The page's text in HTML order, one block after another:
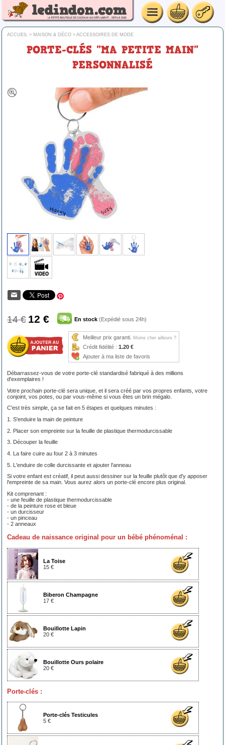
ACCUEIL > MAISON & DÉCO > ACCESSOIRES DE MODE
PORTE-CLÉS "MA PETITE MAIN"
PERSONNALISÉ
14 € 12 € En stock (Expédié sous 24h)
Meilleur prix garanti. Moins cher ailleurs ?
Crédit fidélité : 1.20 €
Ajouter à ma liste de favoris
Débarrassez-vous de votre porte-clé standardisé fabriqué à des millions
d'exemplaires !
Votre prochain porte-clé sera unique, et il sera créé par vos propres enfants, votre
conjoint, vos potes, ou par vous-même si vous êtes un brin mégalo.
C'est très simple, ça se fait en 5 étapes et quelques minutes :
1. S'enduire la main de peinture
2. Placer son empreinte sur la feuille de plastique thermodurcissable
3. Découper la feuille
4. La faire cuire au four 2 à 3 minutes
5. L'enduire de colle durcissante et ajouter l'anneau
Si votre enfant est créatif, il peut aussi dessiner sur la feuille plutôt que d'y apposer
l'empreinte de sa main. Vous aurez alors un porte-clé encore plus original.
Kit comprenant :
- une feuille de plastique thermodurcissable
- de la peinture rose et bleue
- un durcisseur
- un pinceau
- 2 anneaux
Cadeau de naissance original pour un bébé phénoménal :
La Toise
15 €
Biberon Champagne
17 €
Bouillotte Lapin
20 €
Bouillotte Ours polaire
20 €
Porte-clés :
Porte-clés Testicules
5 €